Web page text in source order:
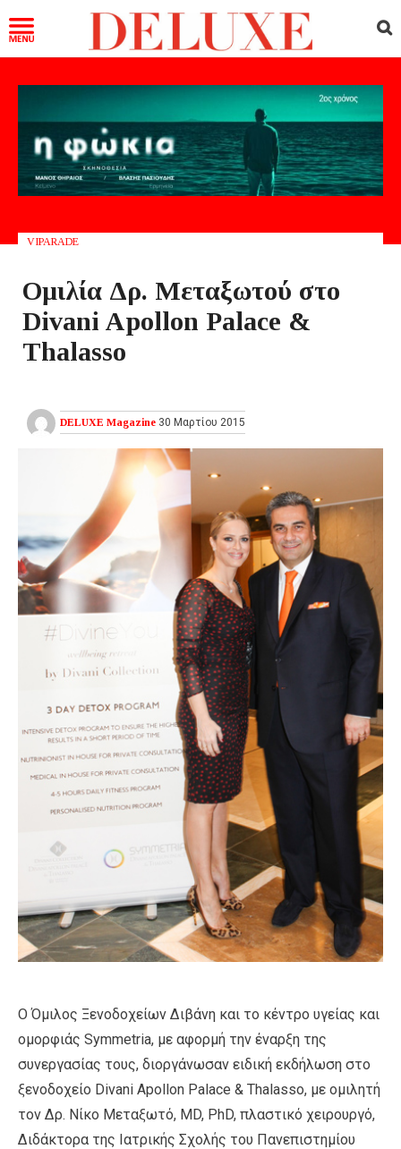
VIPARADE
Ομιλία Δρ. Μεταξωτού στο
Divani Apollon Palace &
Thalasso
DELUXE Magazine 30 Μαρτίου 2015
O Όμιλος Ξενοδοχείων Διβάνη και το κέντρο υγείας και
ομορφιάς Symmetria, με αφορμή την έναρξη της
συνεργασίας τους, διοργάνωσαν ειδική εκδήλωση στο
ξενοδοχείο Divani Apollon Palace & Thalasso, με ομιλητή
τον Δρ. Νίκο Μεταξωτό, MD, PhD, πλαστικό χειρουργό,
Διδάκτορα της Ιατρικής Σχολής του Πανεπιστημίου